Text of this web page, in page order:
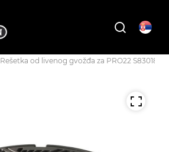
Rešetka od livenog gvožđa za PRO22 S83018